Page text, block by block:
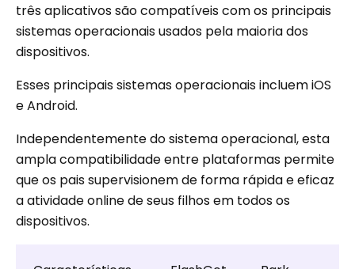
três aplicativos são compatíveis com os principais
sistemas operacionais usados ​​pela maioria dos
dispositivos.
Esses principais sistemas operacionais incluem iOS
e Android.
Independentemente do sistema operacional, esta
ampla compatibilidade entre plataformas permite
que os pais supervisionem de forma rápida e eficaz
a atividade online de seus filhos em todos os
dispositivos.